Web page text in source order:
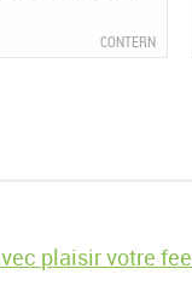
CONTERN
plaisir votre